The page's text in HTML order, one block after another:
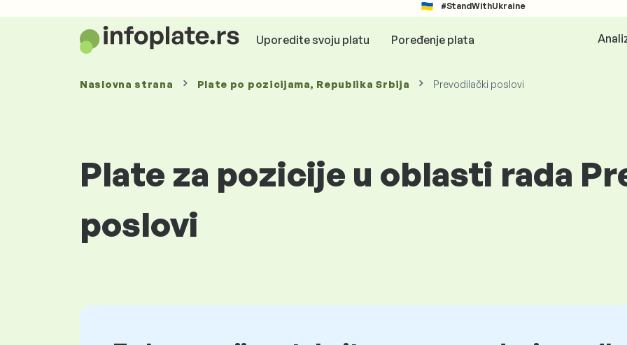
#StandWithUkraine
Uporedite svoju platu Poređenje plata
Naslovna strana Plate po pozicijama, Republika Srbija Prevodilački poslovi
Plate za pozicije u oblasti rada
poslovi